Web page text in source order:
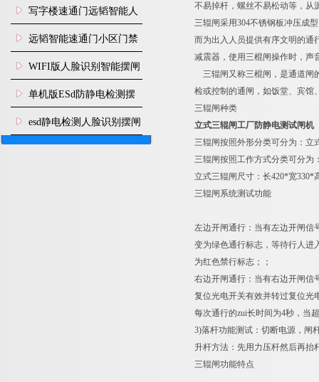
防尾随静音速通门
写字楼速通门远韬智能人
脸识别快速通道闸
远韬智能速通门小区门禁
闸机食堂消费摆闸
WIFI版人脸识别智能摆闸
机
单机版ESd防静电检测摆
闸机
esd静电检测人脸识别摆闸
安装
不易掉杆，螺丝不易松动等，从
三辊闸采用304不锈钢板冲压成
而为出入人员提供有序文明的通
减震器，使用三棍闸操作时，声
三辊闸又称三棍闸，是通道闸
检或控制的通闸，如饭堂、宾馆
三辊闸种类
立式三辊闸工厂防静电测试闸机
三辊闸按照外形分类可分为：立
三辊闸按照工作方式分类可分为
立式三辊闸尺寸：长420*宽330*
三辊闸系统测试功能
左边开闸通行：当有左边开闸信
变为绿色通行标志，等待行人进
为红色禁行标志；；
右边开闸通行：当有右边开闸信
复位光电开关有效并转过复位光
每次通行的zui长时间为4秒，当
3)落杆功能测试：切断电源，闸
升杆方法：先用力压杆然后再抬
三辊闸功能特点